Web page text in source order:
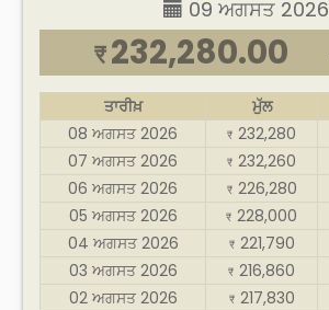
09 ਅਗਸਤ 2026
₹ 232,280.00
ਤਾਰੀਖ਼ ਮੁੱਲ
08 ਅਗਸਤ 2026
₹ 232,280
07 ਅਗਸਤ 2026
₹ 232,260
06 ਅਗਸਤ 2026
₹ 226,280
05 ਅਗਸਤ 2026
₹ 228,000
04 ਅਗਸਤ 2026
₹ 221,790
03 ਅਗਸਤ 2026
₹ 216,860
02 ਅਗਸਤ 2026
₹ 217,830